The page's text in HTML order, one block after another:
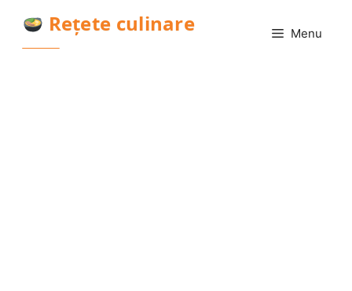
conținut
Rețete culinare Menu